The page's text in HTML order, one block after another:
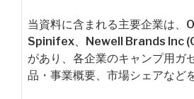
当資料に含まれる主要企業は、
Spinifex、Newell Brands Inc
があり、各企業のキャンプ用ガ
品・事業概要、市場シェアなど